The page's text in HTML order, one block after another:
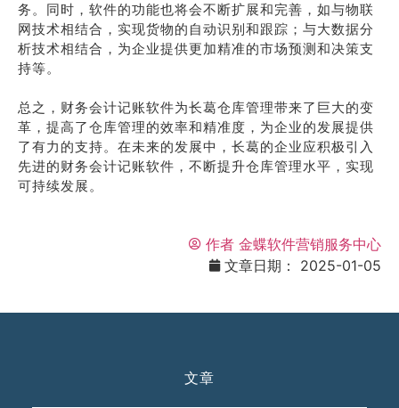
务。同时，软件的功能也将会不断扩展和完善，如与物联
网技术相结合，实现货物的自动识别和跟踪；与大数据分
析技术相结合，为企业提供更加精准的市场预测和决策支
持等。
总之，财务会计记账软件为长葛仓库管理带来了巨大的变
革，提高了仓库管理的效率和精准度，为企业的发展提供
了有力的支持。在未来的发展中，长葛的企业应积极引入
先进的财务会计记账软件，不断提升仓库管理水平，实现
可持续发展。
作者 金蝶软件营销服务中心
文章日期：
2025-01-05
文章